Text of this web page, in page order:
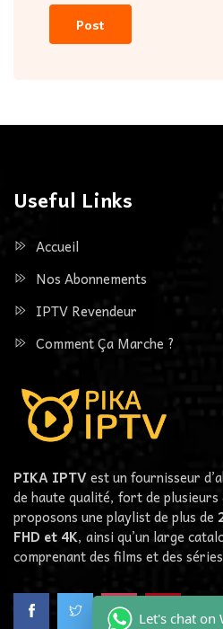
Useful Links
Accueil
Nos Abonnements
IPTV Revendeur
Comment Ça Marche ?
PIKA IPTVest un fournisseur
de haute qualité, fort de plusieurs
proposons une playlist de plus de
FHD et 4K, ainsi qu’un large
comprenant des films et des
Let's chat on